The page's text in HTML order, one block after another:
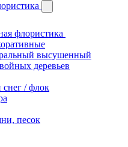
флористика
высушенный
деревьев
/ флок
песок